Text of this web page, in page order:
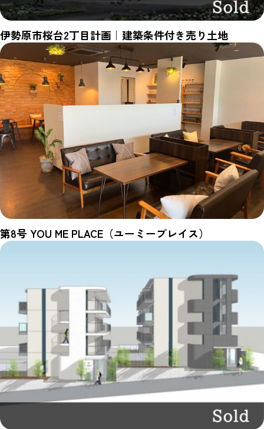
伊勢原市桜台2丁目計画｜建築条件付き売り土地
第8号 YOU ME PLACE（ユーミープレイス）